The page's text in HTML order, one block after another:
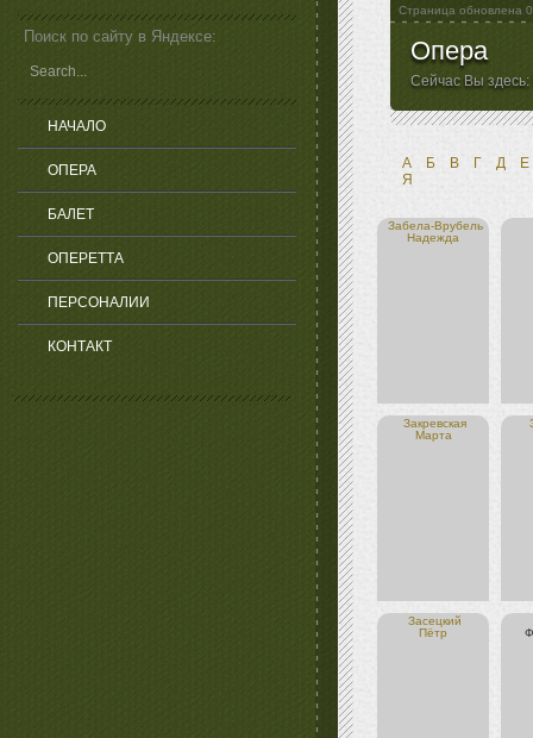
Поиск по сайту в Яндексе:
НАЧАЛО
ОПЕРА
БАЛЕТ
ОПЕРЕТТА
ПЕРСОНАЛИИ
КОНТАКТ
Страница обновлена
Опера
Сейчас Вы здесь:
А Б В Г Д
Е
Я
Забела-Врубель
Надежда
Закревская
Марта
Засецкий
Пётр